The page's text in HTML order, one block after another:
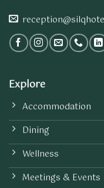
Explore
Accommodation
Dining
Wellness
Meetings & Events